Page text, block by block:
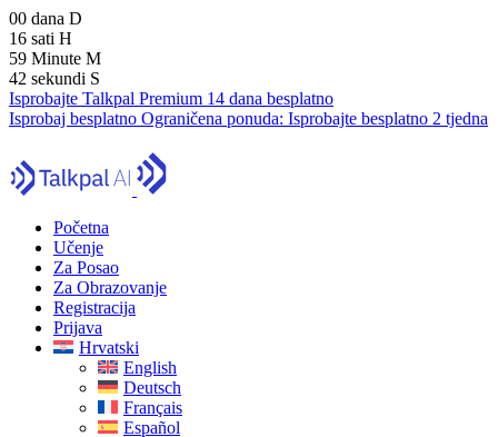
00 dana D
16 sati H
59 Minute M
41 sekundi S
Isprobajte Talkpal Premium 14 dana besplatno
Isprobaj besplatno Ograničena ponuda: Isprobajte besplatno 2 tjedna
Početna
Učenje
Za Posao
Za Obrazovanje
Registracija
Prijava
Hrvatski
English
Deutsch
Français
Español